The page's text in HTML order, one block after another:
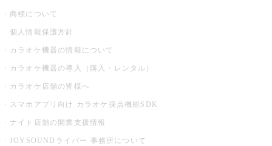
商標について
個人情報保護方針
カラオケ機器の情報について
カラオケ機器の導入（購入・レンタル）
カラオケ店舗の皆様へ
スマホアプリ向け カラオケ採点機能SDK
ナイト店舗の開業支援情報
JOYSOUNDライバー 事務所について